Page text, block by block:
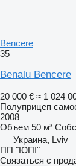
Bencere
35
Benalu Bencere
20 000 € ≈ 1 024
Полуприцеп
2008
Объем 50 м³
Украина, Lviv
ПП "ЮПІ"
Связаться с